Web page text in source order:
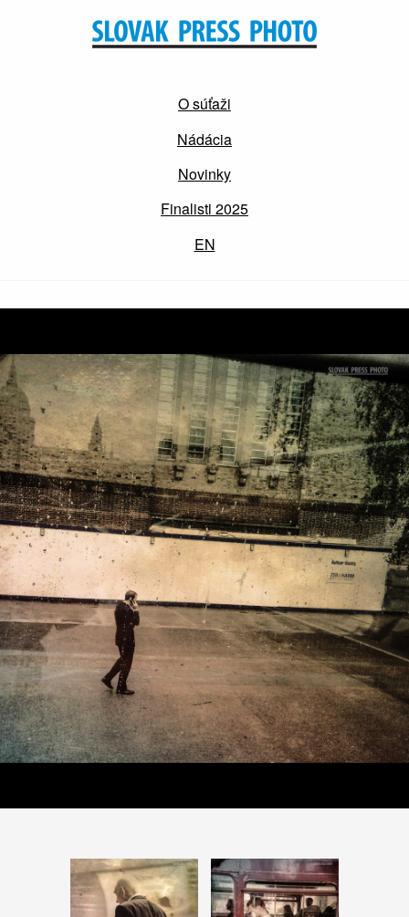
O súťaži
Nádácia
Novinky
Finalisti 2025
EN